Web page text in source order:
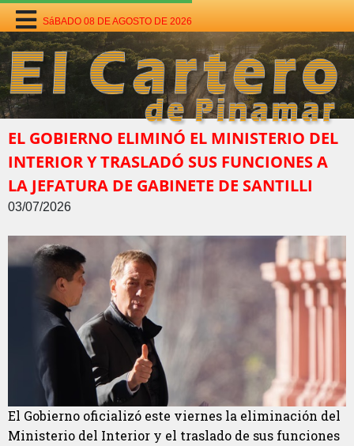
SáBADO 08 DE AGOSTO DE 2026
EL GOBIERNO ELIMINÓ EL MINISTERIO DEL
INTERIOR Y TRASLADÓ SUS FUNCIONES A
LA JEFATURA DE GABINETE DE SANTILLI
03/07/2026
El Gobierno oficializó este viernes la eliminación del
Ministerio del Interior y el traslado de sus funciones